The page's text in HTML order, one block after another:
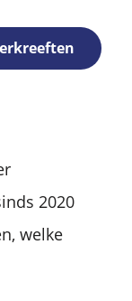
2020
welke